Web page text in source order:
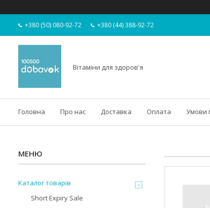
+380 (50) 080-92-72 +380 (44) 388-92-72
Вітаміни для здоров'я
Головна Про нас Доставка Оплата Умови
Каталог товарів
Short Expiry Sale